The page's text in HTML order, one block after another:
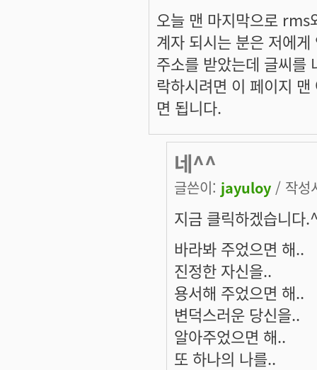
오늘 맨 마지막으로 rms
계자 되시는 분은 저에
주소를 받았는데 글씨를
락하시려면 이 페이지
면 됩니다.
네^^
글쓴이: jayuloy / 작성
지금 클릭하겠습니다
바라봐 주었으면 해..
진정한 자신을..
용서해 주었으면 해..
변덕스러운 당신을..
알아주었으면 해..
또 하나의 나를..